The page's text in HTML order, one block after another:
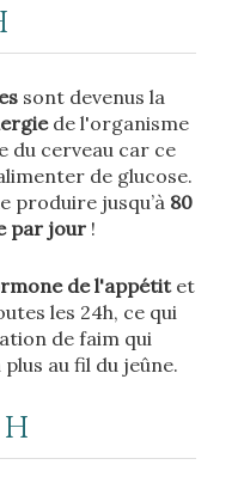
sont devenus la
de l'organisme
du cerveau car ce
de glucose.
produire jusqu’à 80
par jour!
de l'appétitet
les 24h, ce qui
de faim qui
au fil du jeûne.